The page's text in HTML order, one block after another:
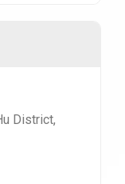
District,